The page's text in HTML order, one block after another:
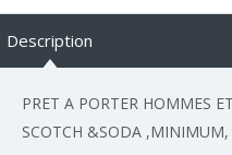
Description
PRET A PORTER HOMMES
SCOTCH &SODA ,MINIMUM,